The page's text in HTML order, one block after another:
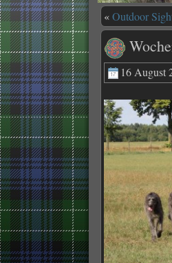
«Outdoor
16 August